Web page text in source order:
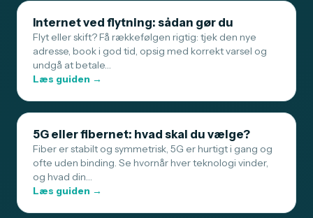
Internet ved flytning: sådan gør du
Flyt eller skift? Få rækkefølgen rigtig: tjek den nye
adresse, book i god tid, opsig med korrekt varsel og
undgå at betale…
Læs guiden →
5G eller fibernet: hvad skal du vælge?
Fiber er stabilt og symmetrisk, 5G er hurtigt i gang og
ofte uden binding. Se hvornår hver teknologi vinder,
og hvad din…
Læs guiden →